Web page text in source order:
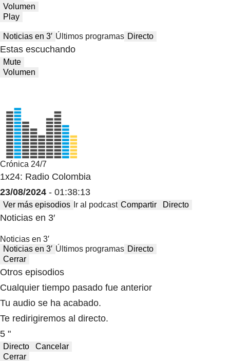
Volumen
Play
Noticias en 3′ Últimos programas Directo
Estas escuchando
Mute
Volumen
Crónica 24/7
1x24: Radio Colombia
23/08/2024 - 01:38:13
Ver más episodios Ir al podcast Compartir Directo
Noticias en 3′
Noticias en 3′
Noticias en 3′ Últimos programas Directo
Cerrar
Otros episodios
Cualquier tiempo pasado fue anterior
Tu audio se ha acabado.
Te redirigiremos al directo.
5 "
Directo
Cancelar
Cerrar